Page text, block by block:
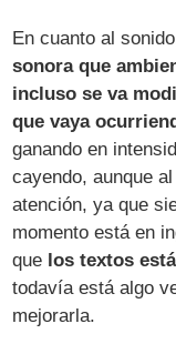
En cuanto al
sonora que
incluso se va
que vaya
ganando en
cayendo, aunque
atención, ya que
momento está en
que los textos
todavía está algo
mejorarla.